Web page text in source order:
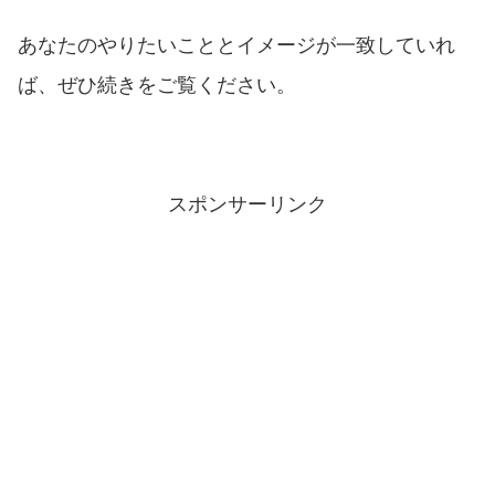
あなたのやりたいこととイメージが一致していれ
ば、ぜひ続きをご覧ください。
スポンサーリンク